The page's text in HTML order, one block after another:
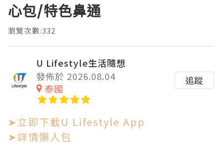
心包/特色鼻通
瀏覽次數:332
U Lifestyle生活隨想
發佈於 2026.08.04
泰國
追蹤
➤立即下載U Lifestyle App
➤詳情懶人包